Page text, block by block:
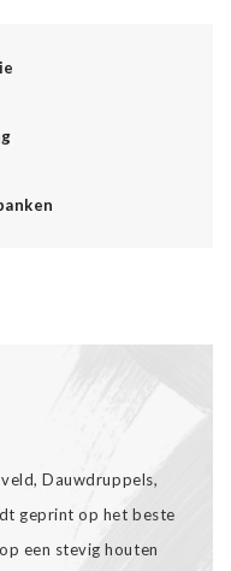
Dauwdruppels,
geprint op het beste
een stevig houten